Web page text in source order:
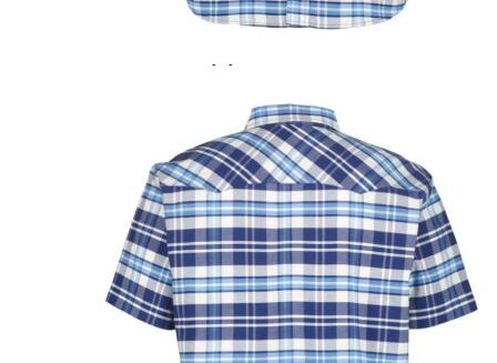
Naisten paidat
Naisten colleget
Jakut ja liivit
Naisten neuleet
Naisten neuletakit
Naisten neulepuserot
Naisten mekot ja hameet
Mekot
Hameet
Naisten housut
Leggingsit ja collegehousut
Naisten housut
Naisten farkut